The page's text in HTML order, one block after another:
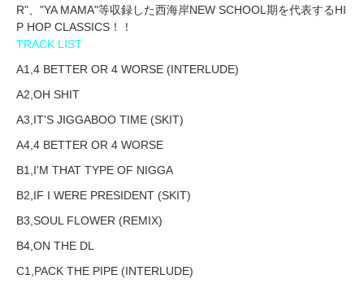
R"、"YA MAMA"等収録した西海岸NEW SCHOOL期を代表するHI
P HOP CLASSICS！！
TRACK LIST
A1,4 BETTER OR 4 WORSE (INTERLUDE)
A2,OH SHIT
A3,IT'S JIGGABOO TIME (SKIT)
A4,4 BETTER OR 4 WORSE
B1,I'M THAT TYPE OF NIGGA
B2,IF I WERE PRESIDENT (SKIT)
B3,SOUL FLOWER (REMIX)
B4,ON THE DL
C1,PACK THE PIPE (INTERLUDE)